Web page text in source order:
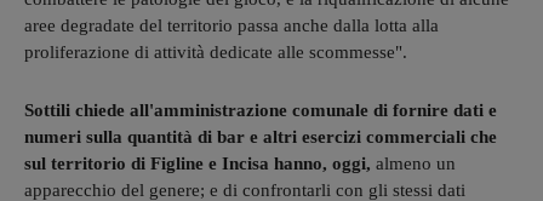
aree degradate del territorio passa anche dalla lotta alla
proliferazione di attività dedicate alle scommesse".
Sottili chiede all'amministrazione comunale di fornire dati e
numeri sulla quantità di bar e altri esercizi commerciali che
sul territorio di Figline e Incisa hanno, oggi, almeno un
apparecchio del genere; e di confrontarli con gli stessi dati